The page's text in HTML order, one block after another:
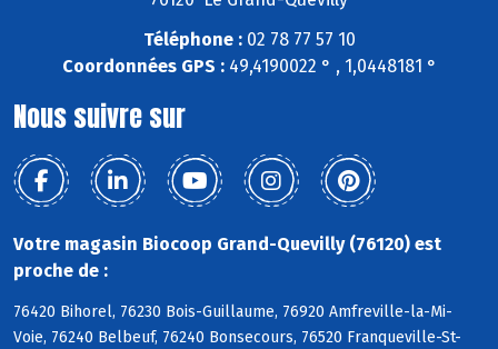
Téléphone :02 78 77 57 10
Coordonnées GPS :49,4190022 ° , 1,0448181 °
Nous suivre sur
Votre magasin Biocoop Grand-Quevilly (76120) est
proche de :
76420 Bihorel, 76230 Bois-Guillaume, 76920 Amfreville-la-Mi-
Voie, 76240 Belbeuf, 76240 Bonsecours, 76520 Franqueville-St-